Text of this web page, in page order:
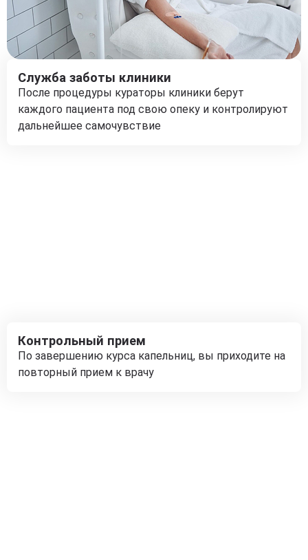
Служба заботы клиники
После процедуры кураторы клиники берут
каждого пациента под свою опеку и контролируют
дальнейшее самочувствие
Контрольный прием
По завершению курса капельниц, вы приходите на
повторный прием к врачу